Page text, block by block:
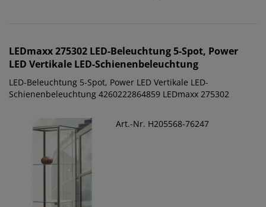
LEDmaxx275302 LED-Beleuchtung 5-Spot, Power
LED Vertikale LED-Schienenbeleuchtung
LED-Beleuchtung 5-Spot, Power LED Vertikale LED-
Schienenbeleuchtung 4260222864859 LEDmaxx 275302
Art.-Nr. H205568-76247